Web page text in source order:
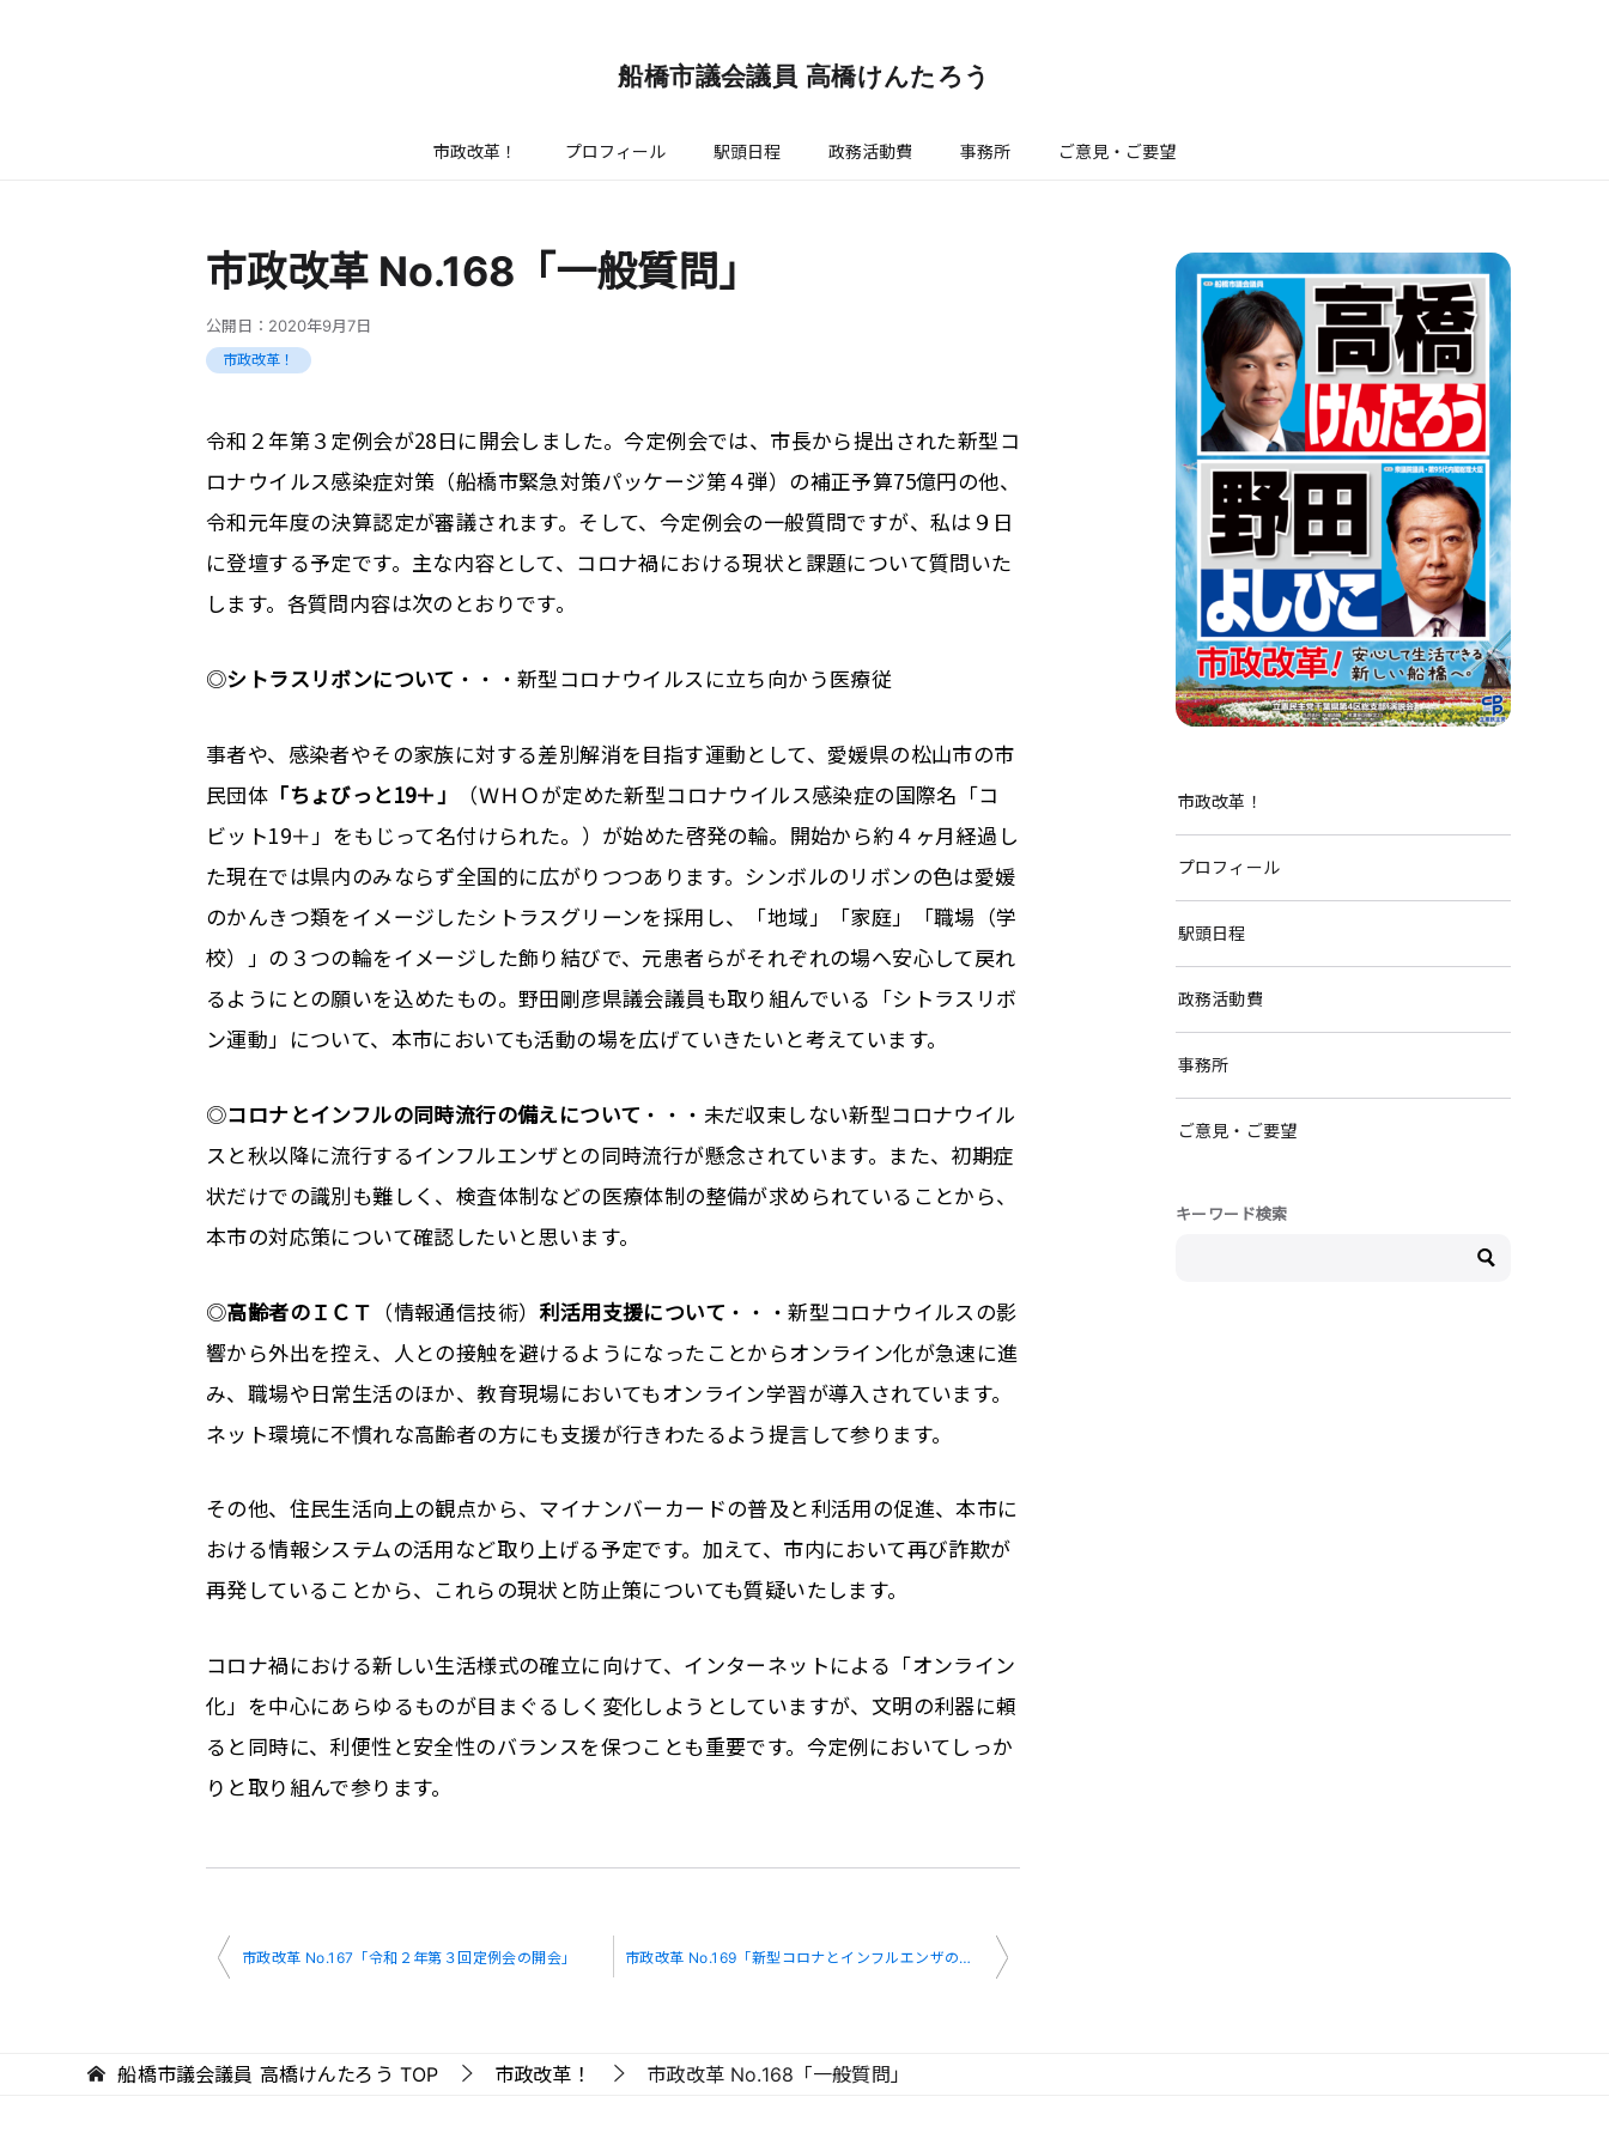
船橋市議会議員 高橋けんたろう
市政改革！ プロフィール 駅頭日程 政務活動費 事務所 ご意見・ご要望
市政改革 No.168「一般質問」
公開日： 2020年9月7日
市政改革！
令和２年第３定例会が28日に開会しました。今定例会では、市長から提出された新型コ
ロナウイルス感染症対策（船橋市緊急対策パッケージ第４弾）の補正予算75億円の他、
令和元年度の決算認定が審議されます。そして、今定例会の一般質問ですが、私は９日
に登壇する予定です。主な内容として、コロナ禍における現状と課題について質問いた
します。各質問内容は次のとおりです。
◎シトラスリボンについて ・・・新型コロナウイルスに立ち向かう医療従
事者や、感染者やその家族に対する差別解消を目指す運動として、愛媛県の松山市の市
民団体 「ちょびっと19＋」
（ＷＨＯが定めた新型コロナウイルス感染症の国際名「コ
ビット19＋」をもじって名付けられた。）が始めた啓発の輪。開始から約４ヶ月経過し
た現在では県内のみならず全国的に広がりつつあります。シンボルのリボンの色は愛媛
のかんきつ類をイメージしたシトラスグリーンを採用し、「地域」「家庭」「職場（学
校）」の３つの輪をイメージした飾り結びで、元患者らがそれぞれの場へ安心して戻れ
るようにとの願いを込めたもの。野田剛彦県議会議員も取り組んでいる「シトラスリボ
ン運動」について、本市においても活動の場を広げていきたいと考えています。
◎コロナとインフルの同時流行の備えについて ・・・未だ収束しない新型コロナウイル
スと秋以降に流行するインフルエンザとの同時流行が懸念されています。また、初期症
状だけでの識別も難しく、検査体制などの医療体制の整備が求められていることから、
本市の対応策について確認したいと思います。
◎高齢者のＩＣＴ （情報通信技術） 利活用支援について ・・・新型コロナウイルスの影
響から外出を控え、人との接触を避けるようになったことからオンライン化が急速に進
み、職場や日常生活のほか、教育現場においてもオンライン学習が導入されています。
ネット環境に不慣れな高齢者の方にも支援が行きわたるよう提言して参ります。
その他、住民生活向上の観点から、マイナンバーカードの普及と利活用の促進、本市に
おける情報システムの活用など取り上げる予定です。加えて、市内において再び詐欺が
再発していることから、これらの現状と防止策についても質疑いたします。
コロナ禍における新しい生活様式の確立に向けて、インターネットによる「オンライン
化」を中心にあらゆるものが目まぐるしく変化しようとしていますが、文明の利器に頼
ると同時に、利便性と安全性のバランスを保つことも重要です。今定例においてしっか
りと取り組んで参ります。
投
ビ
市政改革 No.167「令和２年第３回定例会の開会」 市政改革 No.169「新型コロナとインフルエンザの同時流行の備え」
市政改革！
プロフィール
駅頭日程
政務活動費
事務所
ご意見・ご要望
キーワード検索
船橋市議会議員 高橋けんたろう TOP 市政改革！ 市政改革 No.168「一般質問」